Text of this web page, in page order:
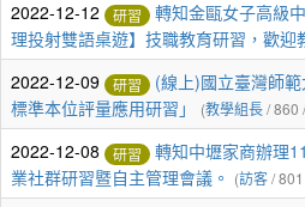
2022-12-12 研習
轉知金甌女子高級
理投射雙語桌遊】技職教育研習，歡迎
2022-12-09 研習
(線上)國立臺灣師
標準本位評量應用研習」
(教學組長/ 860
2022-12-08 研習
轉知中壢家商辦理
業社群研習暨自主管理會議。 (訪客/